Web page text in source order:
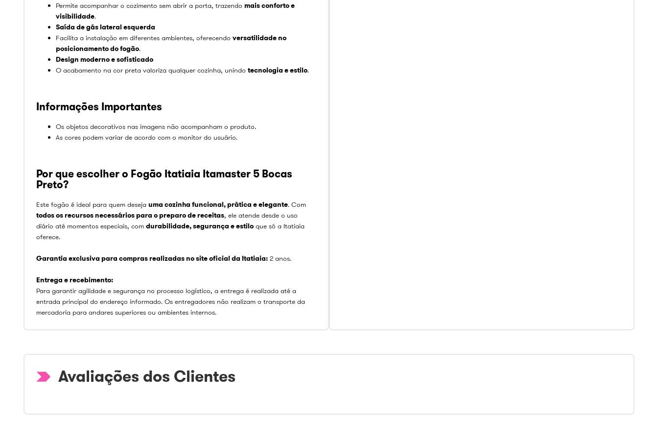
Permite acompanhar o cozimento sem abrir a porta, trazendo mais conforto e
visibilidade.
Saída de gás lateral esquerda
Facilita a instalação em diferentes ambientes, oferecendo versatilidade no
posicionamento do fogão.
Design moderno e sofisticado
O acabamento na cor preta valoriza qualquer cozinha, unindo tecnologia e estilo.
Informações Importantes
Os objetos decorativos nas imagens não acompanham o produto.
As cores podem variar de acordo com o monitor do usuário.
Por que escolher o Fogão Itatiaia Itamaster 5 Bocas
Preto?
Este fogão é ideal para quem deseja uma cozinha funcional, prática e elegante. Com
todos os recursos necessários para o preparo de receitas, ele atende desde o uso
diário até momentos especiais, com durabilidade, segurança e estilo que só a Itatiaia
oferece.
Garantia exclusiva para compras realizadas no site oficial da Itatiaia: 2 anos.
Entrega e recebimento:
Para garantir agilidade e segurança no processo logístico, a entrega é realizada até a
entrada principal do endereço informado. Os entregadores não realizam o transporte da
mercadoria para andares superiores ou ambientes internos.
Avaliações dos Clientes